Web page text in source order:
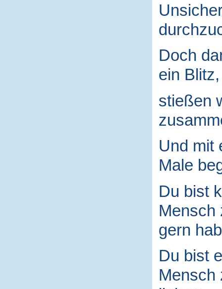
Doch
ein Blitz,
stießen
Und mit
Male
Du bist
Mensch
gern
Du bist
Mensch